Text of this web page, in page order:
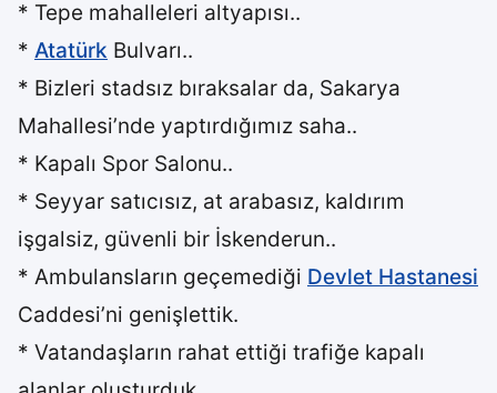
* Tepe mahalleleri altyapısı..
* Atatürk Bulvarı..
* Bizleri stadsız bıraksalar da, Sakarya
Mahallesi’nde yaptırdığımız saha..
* Kapalı Spor Salonu..
* Seyyar satıcısız, at arabasız, kaldırım
işgalsiz, güvenli bir İskenderun..
* Ambulansların geçemediği Devlet Hastanesi
Caddesi’ni genişlettik.
* Vatandaşların rahat ettiği trafiğe kapalı